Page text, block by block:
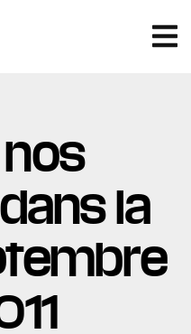
nos
la